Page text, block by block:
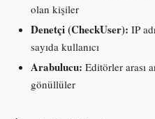
olan kişiler
Denetçi (CheckUser): IP
sayıda kullanıcı
Arabulucu: Editörler arası
gönüllüler